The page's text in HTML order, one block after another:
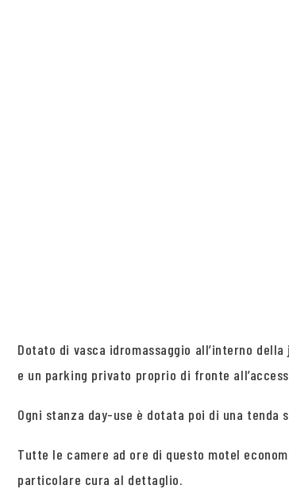
Dotato di vasca idromassaggio all’interno
e un parking privato proprio di fronte
Ogni stanza day-use è dotata poi di una
Tutte le camere ad ore di questo motel
particolare cura al dettaglio.